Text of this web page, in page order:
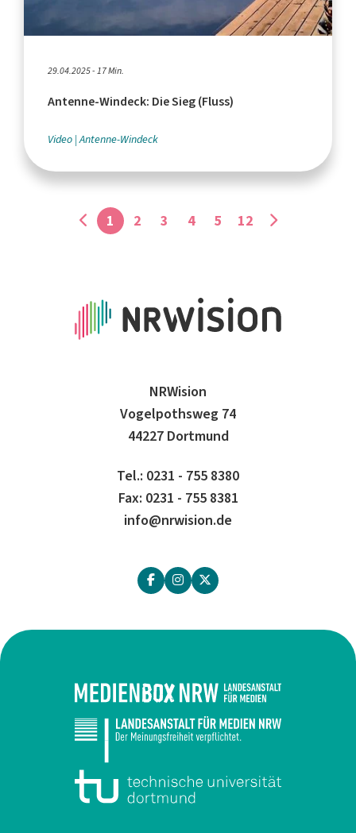
29.04.2025 - 17 Min.
Antenne-Windeck: Die Sieg (Fluss)
Video Antenne-Windeck
1 2 3 4 5 12
NRWision
Vogelpothsweg 74
44227 Dortmund
Tel.: 0231 - 755 8380
Fax: 0231 - 755 8381
info@nrwision.de